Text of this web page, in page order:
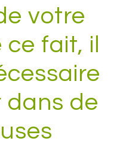
votre
fait, il
dans de